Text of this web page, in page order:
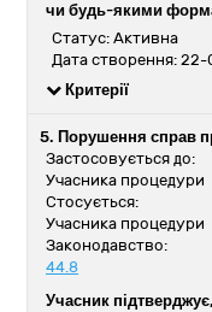
чи будь-якими
Статус: Активна
Дата створення:
Критерії
5. Порушення справ
Застосовується до:
Учасника процедури
Стосується:
Учасника процедури
Законодавство:
44.8
Учасник